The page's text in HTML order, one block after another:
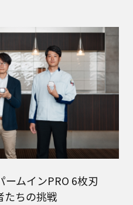
ームインPRO 6枚刃
たちの挑戦